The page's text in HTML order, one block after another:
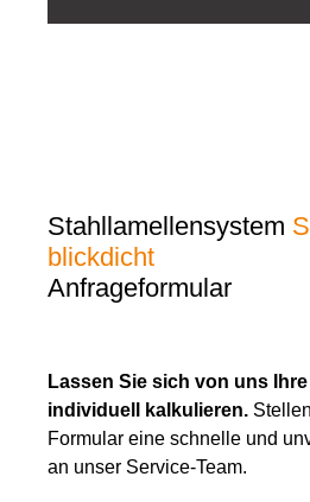
Stahllamellensystem
blickdicht
Anfrageformular
Lassen Sie sich von uns
individuell kalkulieren.
Formular eine schnelle und
an unser Service-Team.